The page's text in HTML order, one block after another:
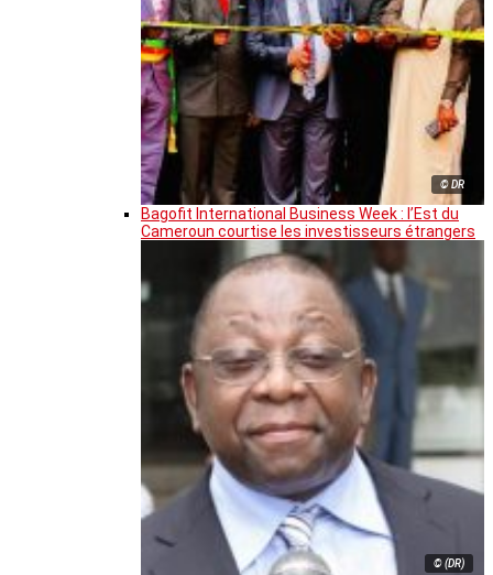
© DR
Bagofit International Business Week : l’Est du
Cameroun courtise les investisseurs étrangers
© (DR)